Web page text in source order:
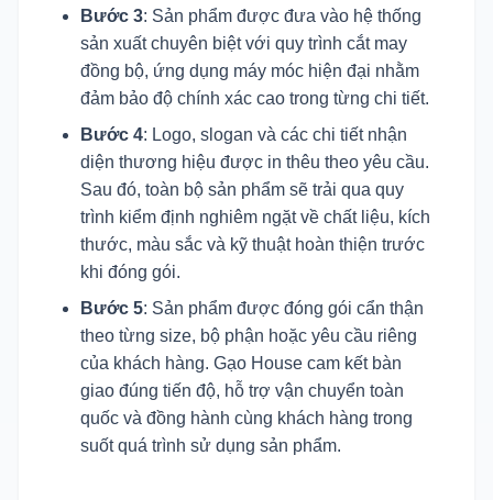
Bước 3: Sản phẩm được đưa vào hệ thống
sản xuất chuyên biệt với quy trình cắt may
đồng bộ, ứng dụng máy móc hiện đại nhằm
đảm bảo độ chính xác cao trong từng chi tiết.
Bước 4: Logo, slogan và các chi tiết nhận
diện thương hiệu được in thêu theo yêu cầu.
Sau đó, toàn bộ sản phẩm sẽ trải qua quy
trình kiểm định nghiêm ngặt về chất liệu, kích
thước, màu sắc và kỹ thuật hoàn thiện trước
khi đóng gói.
Bước 5: Sản phẩm được đóng gói cẩn thận
theo từng size, bộ phận hoặc yêu cầu riêng
của khách hàng. Gạo House cam kết bàn
giao đúng tiến độ, hỗ trợ vận chuyển toàn
quốc và đồng hành cùng khách hàng trong
suốt quá trình sử dụng sản phẩm.